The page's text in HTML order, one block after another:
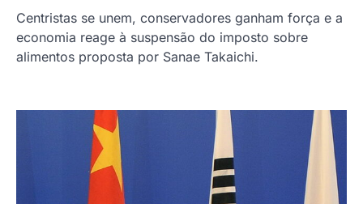
Centristas se unem, conservadores ganham força e a
economia reage à suspensão do imposto sobre
alimentos proposta por Sanae Takaichi.